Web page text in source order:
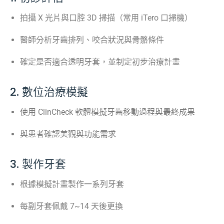
拍攝 X 光片與口腔 3D 掃描（常用 iTero 口掃機）
醫師分析牙齒排列、咬合狀況與骨骼條件
確定是否適合透明牙套，並制定初步治療計畫
2. 數位治療模擬
使用 ClinCheck 軟體模擬牙齒移動過程與最終成果
與患者確認美觀與功能需求
3. 製作牙套
根據模擬計畫製作一系列牙套
每副牙套佩戴 7~14 天後更換